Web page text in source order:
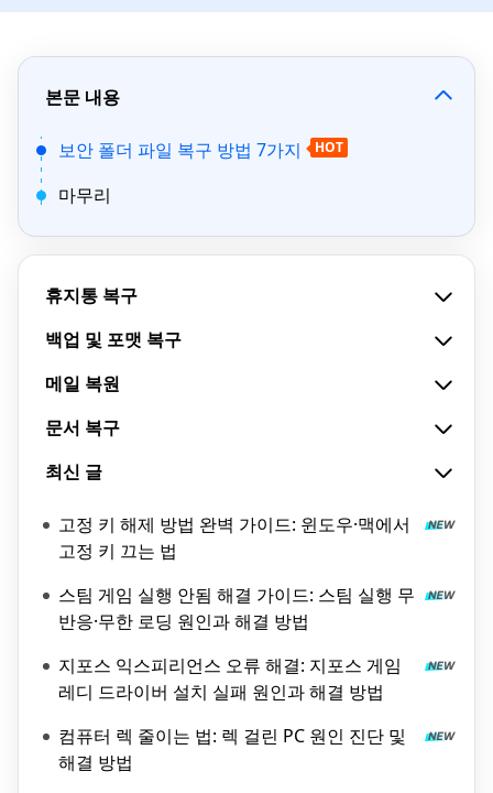
본문 내용
보안 폴더 파일 복구 방법 7가지 HOT
마무리
휴지통 복구
백업 및 포맷 복구
메일 복원
문서 복구
최신 글
고정 키 해제 방법 완벽 가이드: 윈도우·맥에서
고정 키 끄는 법
스팀 게임 실행 안됨 해결 가이드: 스팀 실행 무
반응·무한 로딩 원인과 해결 방법
지포스 익스피리언스 오류 해결: 지포스 게임
레디 드라이버 설치 실패 원인과 해결 방법
컴퓨터 렉 줄이는 법: 렉 걸린 PC 원인 진단 및
해결 방법